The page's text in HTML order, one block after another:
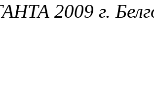
2009 г.